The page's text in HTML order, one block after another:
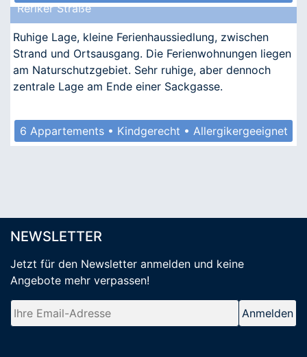
Reriker Straße
Ruhige Lage, kleine Ferienhaussiedlung, zwischen
Strand und Ortsausgang. Die Ferienwohnungen liegen
am Naturschutzgebiet. Sehr ruhige, aber dennoch
zentrale Lage am Ende einer Sackgasse.
6 Appartements • Kindgerecht • Allergikergeeignet
NEWSLETTER
Jetzt für den Newsletter anmelden und keine
Angebote mehr verpassen!